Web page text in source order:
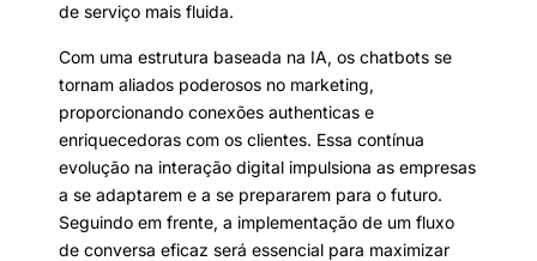
de serviço mais fluida.
Com uma estrutura baseada na IA, os chatbots se
tornam aliados poderosos no marketing,
proporcionando conexões authenticas e
enriquecedoras com os clientes. Essa contínua
evolução na interação digital impulsiona as empresas
a se adaptarem e a se prepararem para o futuro.
Seguindo em frente, a implementação de um fluxo
de conversa eficaz será essencial para maximizar